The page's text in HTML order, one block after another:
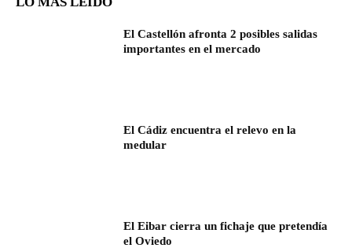
El Castellón afronta 2 posibles salidas
importantes en el mercado
El Cádiz encuentra el relevo en la
medular
El Eibar cierra un fichaje que pretendía
el Oviedo